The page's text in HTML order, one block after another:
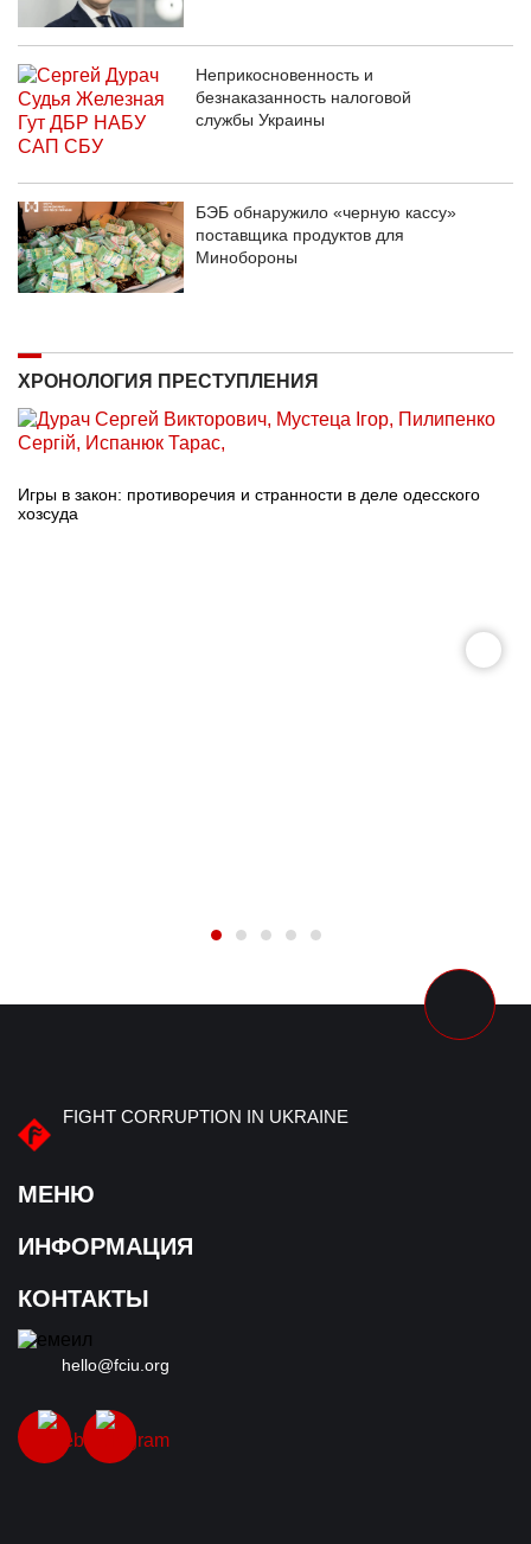
Неприкосновенность и
безнаказанность налоговой
службы Украины
БЭБ обнаружило «черную кассу»
поставщика продуктов для
Минобороны
ХРОНОЛОГИЯ ПРЕСТУПЛЕНИЯ
Игры в закон: противоречия и странности в деле одесского
хозсуда
FIGHT CORRUPTION IN UKRAINE
МЕНЮ
О нас
Хронология преступления
Участники преступления
Правоохранители/судьи
Коррупция как система
Мнение эксперта
ИНФОРМАЦИЯ
КОНТАКТЫ
hello@fciu.org